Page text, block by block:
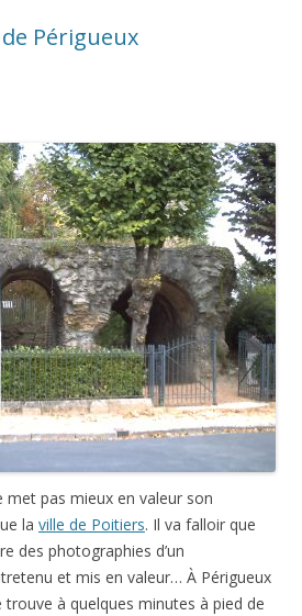
Périgueux
met pas mieux en valeur son
la ville de Poitiers. Il va falloir que
des photographies d’un
et mis en valeur… À Périgueux
trouve à quelques minutes à pied de